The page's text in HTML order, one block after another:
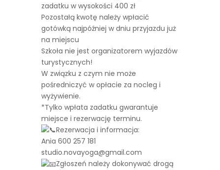
zadatku w wysokości 400 zł
Pozostałą kwotę należy wpłacić
gotówką najpóźniej w dniu przyjazdu już
na miejscu
Szkoła nie jest organizatorem wyjazdów
turystycznych!
W związku z czym nie może
pośredniczyć w opłacie za nocleg i
wyżywienie.
*Tylko wpłata zadatku gwarantuje
miejsce i rezerwację terminu.
Rezerwacja i informacja:
Ania 600 257 181
studio.novayoga@gmail.com
Zgłoszeń należy dokonywać drogą